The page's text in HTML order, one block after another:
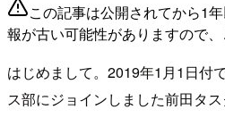
この記事は公開されてから1
報が古い可能性がありますので、
はじめまして。2019年1月1日付
ス部にジョインしました前田タス